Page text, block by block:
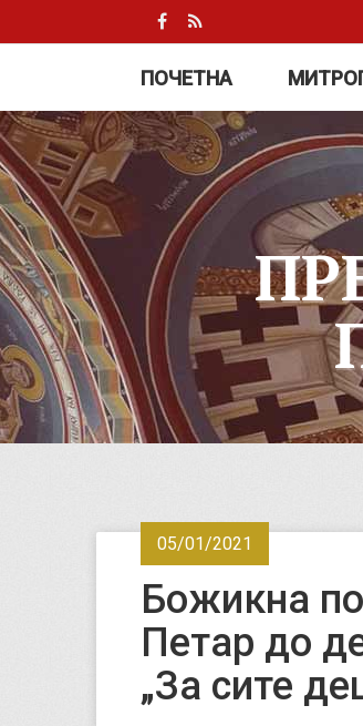
ПОЧЕТНА
05/01/2021
Божикна
Петар до
„За сите